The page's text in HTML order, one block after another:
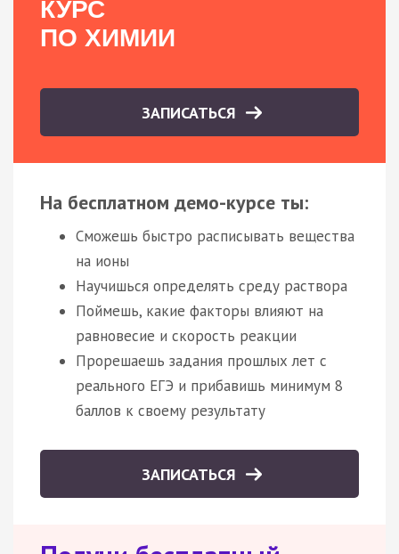
КУРС
ПО ХИМИИ
ЗАПИСАТЬСЯ
На бесплатном демо-курсе ты:
Сможешь быстро расписывать вещества
на ионы
Научишься определять среду раствора
Поймешь, какие факторы влияют на
равновесие и скорость реакции
Прорешаешь задания прошлых лет с
реального ЕГЭ и прибавишь минимум 8
баллов к своему результату
ЗАПИСАТЬСЯ